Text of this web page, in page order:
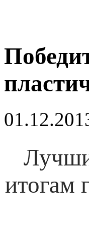
итогам